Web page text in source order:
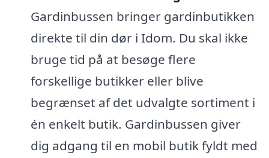
Gardinbussen bringer gardinbutikken
direkte til din dør i Idom. Du skal ikke
bruge tid på at besøge flere
forskellige butikker eller blive
begrænset af det udvalgte sortiment i
én enkelt butik. Gardinbussen giver
dig adgang til en mobil butik fyldt med